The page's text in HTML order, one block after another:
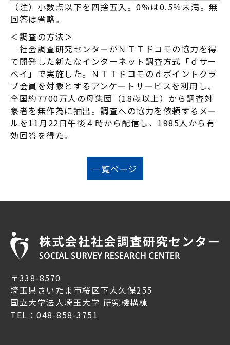
（注）小数点以下を四捨五入。0％は0.5％未満。無
回答は省略。
＜調査の方法＞
社会調査研究センターがＮＴＴドコモの協力を得
て開発した新たなインターネット調査方式「ｄサー
ベイ」で実施した。ＮＴＴドコモのｄポイントクラ
ブ会員を対象とするアンケートサービスを利用し、
全国約7700万人の母集団（18歳以上）から調査対
象者を無作為に抽出。調査への協力を依頼するメー
ルを11月22日午後４時から配信し、1985人から有
効回答を得た。
一覧ページ
〒338-8570
埼玉県さいたま市桜区下大久保255
国立大学法人埼玉大学 研究機構棟
TEL： 048-858-3751